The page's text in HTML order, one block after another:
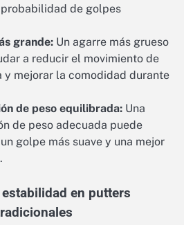
de golpes
grande: Un agarre más grueso
a reducir el movimiento de
y mejorar la comodidad durante
de peso equilibrada: Una
de peso adecuada puede
golpe más suave y una mejor
en putters